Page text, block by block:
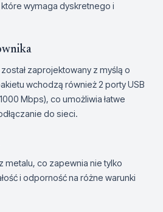
wymaga dyskretnego i
zaprojektowany z myślą o
wchodzą również 2 porty USB
Mbps), co umożliwia łatwe
do sieci.
metalu, co zapewnia nie tylko
i odporność na różne warunki